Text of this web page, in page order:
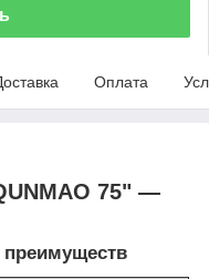
Оплата
75" —
преимуществ